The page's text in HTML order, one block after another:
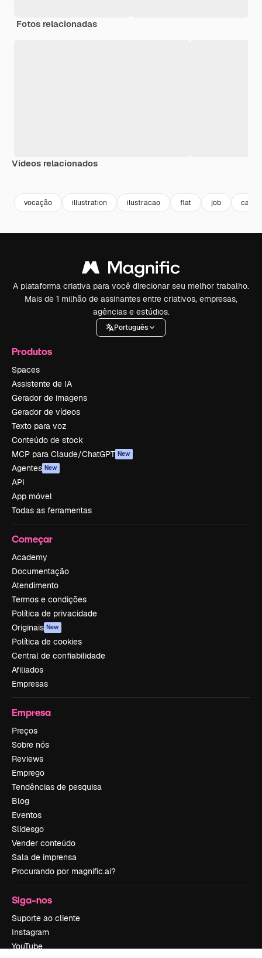
Fotos relacionadas
Vídeos relacionados
vocação illustration ilustracao flat job
A plataforma criativa para você direcionar seu melhor trabalho.
Mais de 1 milhão de assinantes entre criativos, empresas,
agências e estúdios.
Português
Produtos
Spaces
Assistente de IA
Gerador de imagens
Gerador de vídeos
Texto para voz
Conteúdo de stock
MCP para Claude/ChatGPT New
Agentes New
API
App móvel
Todas as ferramentas
Começar
Academy
Documentação
Atendimento
Termos e condições
Política de privacidade
Originais New
Política de cookies
Central de confiabilidade
Afiliados
Empresas
Empresa
Preços
Sobre nós
Reviews
Emprego
Tendências de pesquisa
Blog
Eventos
Slidesgo
Vender conteúdo
Sala de imprensa
Procurando por magnific.ai?
Siga-nos
Suporte ao cliente
Instagram
YouTube